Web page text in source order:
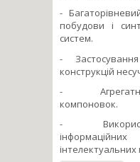
-
побудови і
систем.
- Застосування
конструкцій
-
компоновок.
-